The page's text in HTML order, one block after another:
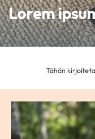
Lorem
Tähän